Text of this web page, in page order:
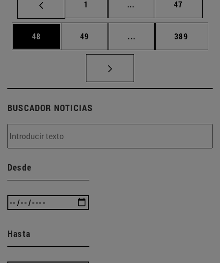
Página
1 ... Páginas intermedias
Página
47
Página
48 Página
49 ... Páginas intermedias
Página
389
BUSCADOR NOTICIAS
Desde
Hasta